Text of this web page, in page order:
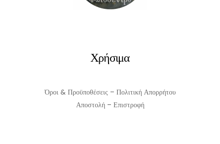
Χρήσιμα
Όροι & Προϋποθέσεις – Πολιτική Απορρήτου
Αποστολή – Επιστροφή